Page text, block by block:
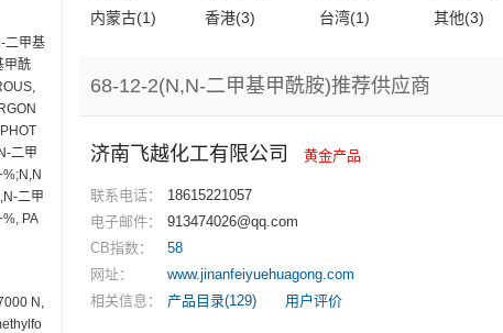
二甲基
甲酰
二甲
二甲
PA
N,
内蒙古(1)
香港(3) 台湾(1) 其他(3)
68-12-2(N,N-二甲基甲酰胺)推荐供应商
济南飞越化工有限公司 黄金产品
联系电话：
18615221057
电子邮件：
913474026@qq.com
CB指数：
58
网址：
www.jinanfeiyuehuagong.com
相关信息：
产品目录(129) 用户评价